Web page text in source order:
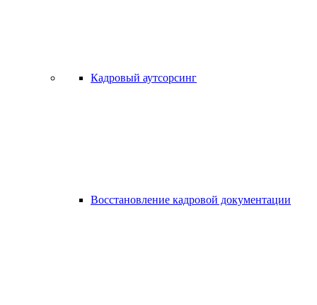
Кадровый аутсорсинг
Восстановление кадровой документации